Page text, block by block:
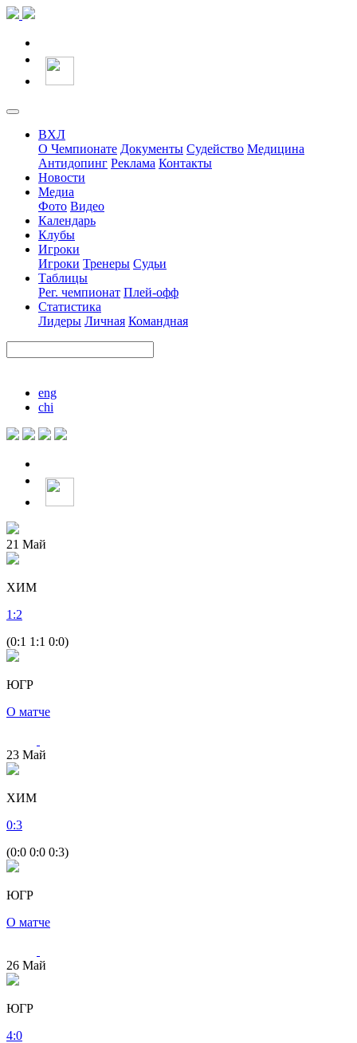
ВХЛ
О Чемпионате Документы Судейство Медицина
Антидопинг Реклама Контакты
Новости
Медиа
Фото Видео
Календарь
Клубы
Игроки
Игроки Тренеры Судьи
Таблицы
Рег. чемпионат Плей-офф
Статистика
Лидеры Личная Командная
eng
chi
21 Май
ХИМ
1 :2
(0:1 1:1 0:0)
ЮГР
О матче
23 Май
ХИМ
0:3
(0:0 0:0 0:3)
ЮГР
О матче
26 Май
ЮГР
4:0